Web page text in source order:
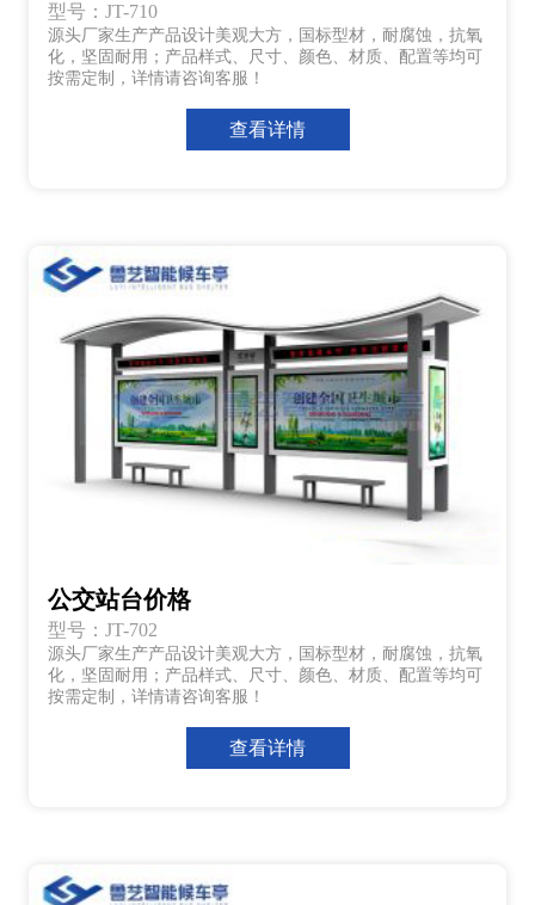
型号：JT-710
源头厂家生产产品设计美观大方，国标型材，耐腐蚀，抗氧
化，坚固耐用；产品样式、尺寸、颜色、材质、配置等均可
按需定制，详情请咨询客服！
查看详情
公交站台价格
型号：JT-702
源头厂家生产产品设计美观大方，国标型材，耐腐蚀，抗氧
化，坚固耐用；产品样式、尺寸、颜色、材质、配置等均可
按需定制，详情请咨询客服！
查看详情